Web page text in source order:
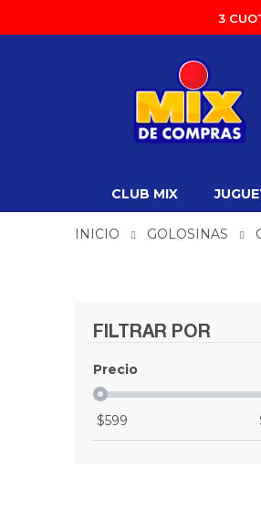
3
CLUB MIX
INICIO GOLOSINAS
FILTRAR POR
Precio
$599